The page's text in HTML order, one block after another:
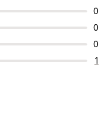
0
0
0
1